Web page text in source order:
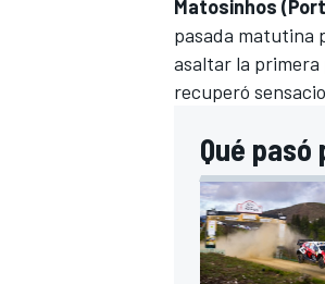
Matosinhos
pasada matutina
asaltar la primera
recuperó
Qué pasó